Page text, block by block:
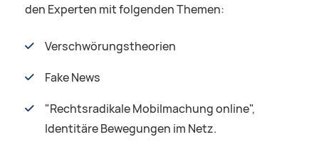
den Experten mit folgenden Themen:
Verschwörungstheorien
Fake News
"Rechtsradikale Mobilmachung online",
Identitäre Bewegungen im Netz.